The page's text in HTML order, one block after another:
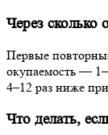
Чистим,
хороший отклик.
Нужны ли
Нет. Начинаем с